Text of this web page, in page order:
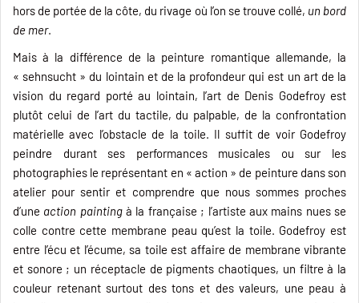
hors de portée de la côte, du rivage où l’on se trouve collé, un bord
de mer.
Mais à la différence de la peinture romantique allemande, la
« sehnsucht » du lointain et de la profondeur qui est un art de la
vision du regard porté au lointain, l’art de Denis Godefroy est
plutôt celui de l’art du tactile, du palpable, de la confrontation
matérielle avec l’obstacle de la toile. Il suffit de voir Godefroy
peindre durant ses performances musicales ou sur les
photographies le représentant en « action » de peinture dans son
atelier pour sentir et comprendre que nous sommes proches
d’une action paintingà la française ; l’artiste aux mains nues se
colle contre cette membrane peau qu’est la toile. Godefroy est
entre l’écu et l’écume, sa toile est affaire de membrane vibrante
et sonore ; un réceptacle de pigments chaotiques, un filtre à la
couleur retenant surtout des tons et des valeurs, une peau à